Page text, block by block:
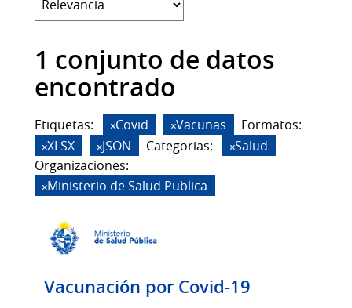
1 conjunto de datos
encontrado
Etiquetas: Covid Vacunas
Formatos:
XLSX
JSON Categorias:
Salud
Organizaciones:
Ministerio de Salud Publica
Vacunación por Covid-19